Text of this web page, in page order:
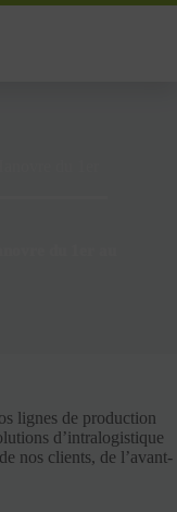
lignes de production
d’intralogistique
nos clients, de l’avant-